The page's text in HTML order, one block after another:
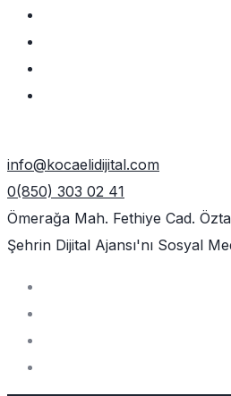
info@kocaelidijital.com
0(850) 303 02 41
Ömerağa Mah. Fethiye Cad.
Şehrin Dijital Ajansı'nı Sosyal